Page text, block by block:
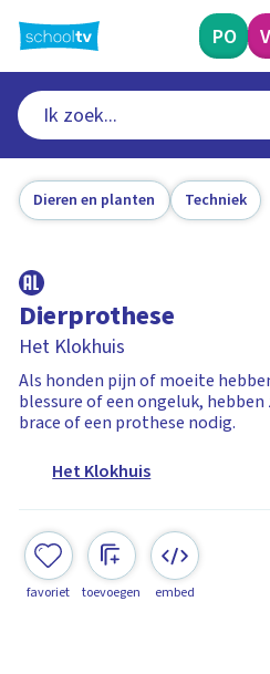
naar
hoofdinhoud
PO
Dieren en planten Techniek
Dierprothese
Het Klokhuis
Als honden pijn of moeite
blessure of een ongeluk,
brace of een prothese nodig.
Het Klokhuis
favoriet toevoegen embed